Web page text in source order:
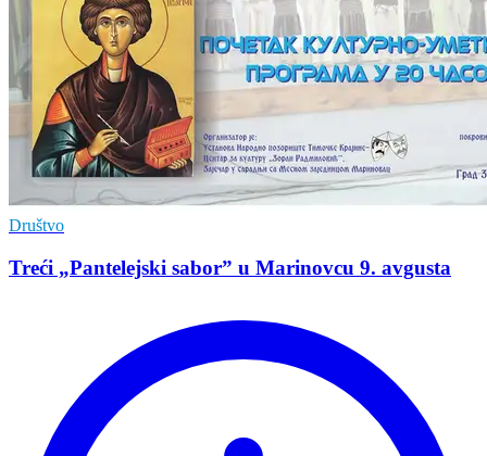
Društvo
Treći „Pantelejski sabor” u Marinovcu 9. avgusta